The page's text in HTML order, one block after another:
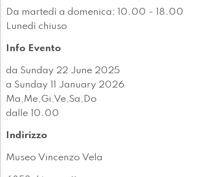
Da martedì a domenica: 10.00 - 18.00
Lunedì chiuso
Info Evento
da Sunday 22 June 2025
a Sunday 11 January 2026
Ma,Me,Gi,Ve,Sa,Do
dalle 10.00
Indirizzo
Museo Vincenzo Vela